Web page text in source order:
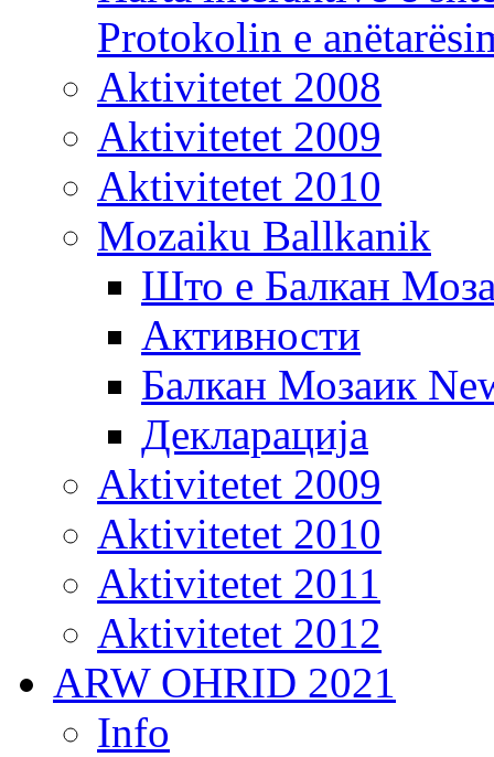
Protokolin e
Aktivitetet 2008
Aktivitetet 2009
Aktivitetet 2010
Mozaiku Ballkanik
Што е Балкан
Активности
Балкан Мозаик
Декларација
Aktivitetet 2009
Aktivitetet 2010
Aktivitetet 2011
Aktivitetet 2012
ARW OHRID 2021
Info